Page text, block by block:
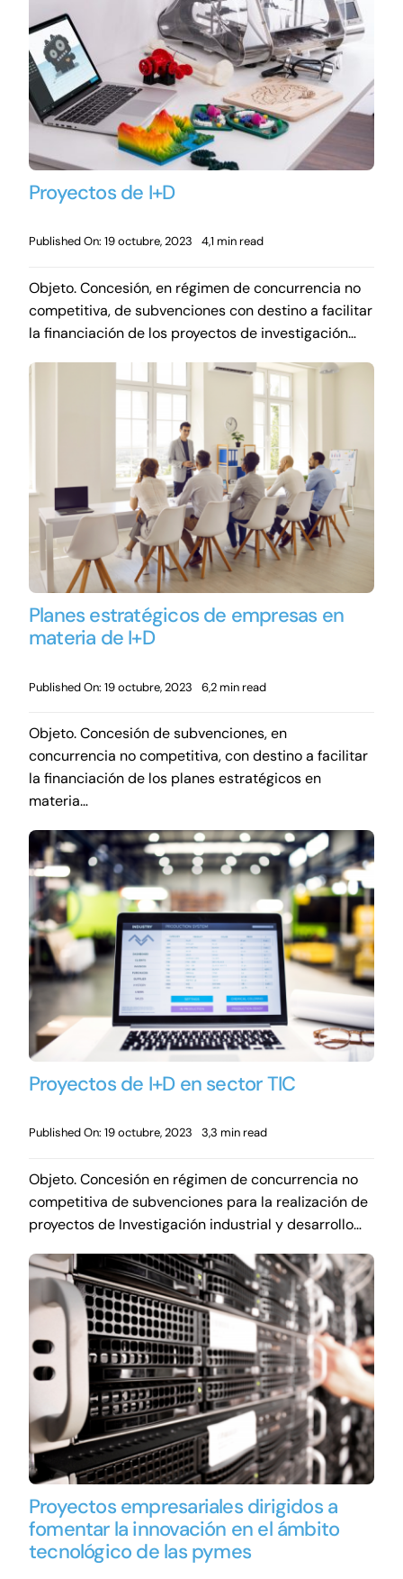
Proyectos de I+D
Published On: 19 octubre, 2023 4,1 min read
Objeto. Concesión, en régimen de concurrencia no
competitiva, de subvenciones con destino a facilitar
la financiación de los proyectos de investigación…
Planes estratégicos de empresas en
materia de I+D
Published On: 19 octubre, 2023 6,2 min read
Objeto. Concesión de subvenciones, en
concurrencia no competitiva, con destino a facilitar
la financiación de los planes estratégicos en
materia…
Proyectos de I+D en sector TIC
Published On: 19 octubre, 2023 3,3 min read
Objeto. Concesión en régimen de concurrencia no
competitiva de subvenciones para la realización de
proyectos de Investigación industrial y desarrollo…
Proyectos empresariales dirigidos a
fomentar la innovación en el ámbito
tecnológico de las pymes